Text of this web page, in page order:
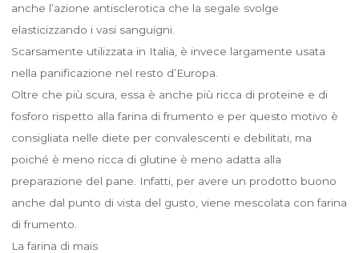
anche l’azione antisclerotica che la segale svolge
elasticizzando i vasi sanguigni.
Scarsamente utilizzata in Italia, è invece largamente usata
nella panificazione nel resto d’Europa.
Oltre che più scura, essa è anche più ricca di proteine e di
fosforo rispetto alla farina di frumento e per questo motivo è
consigliata nelle diete per convalescenti e debilitati, ma
poiché è meno ricca di glutine è meno adatta alla
preparazione del pane. Infatti, per avere un prodotto buono
anche dal punto di vista del gusto, viene mescolata con farina
di frumento.
La farina di mais